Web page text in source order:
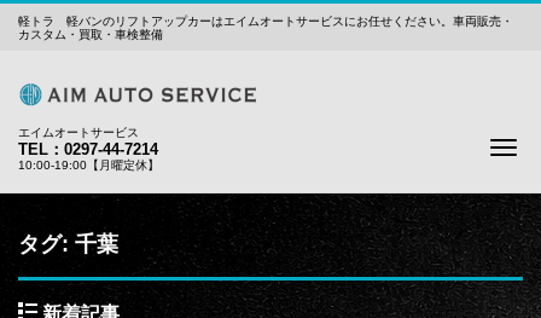
軽トラ 軽バンのリフトアップカーはエイムオートサービスにお任せください。車両販売・
カスタム・買取・車検整備
エイムオートサービス
TEL：0297-44-7214
10:00-19:00【月曜定休】
タグ: 千葉
新着記事